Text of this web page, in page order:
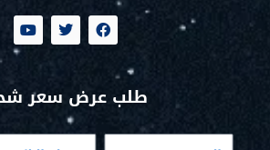
F
a
o
o
T
w
e
Y
o
b
e
طلب عرض سعر